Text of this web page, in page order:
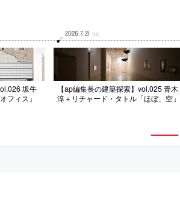
坂牛
フィス」
2026.7.21 TUE
【ap編集長の建築探索】vol.025 青木
淳＋リチャード・タトル「ほぼ、空」